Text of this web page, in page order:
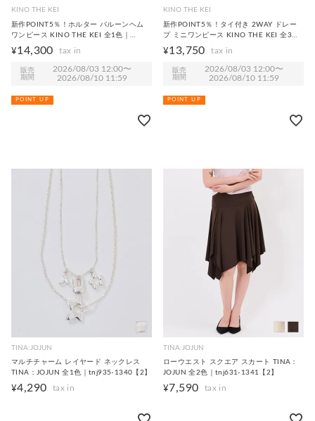
KINO THE KEI
新作POINT5％！ホルター バルーンヘム
ワンピース KINO THE KEI 全1色｜
ktk331-0275【1】
¥14,300
販売
期間
2026/08/03 12:00〜
2026/08/10 11:59
POINT UP
KINO THE KEI
新作POINT5％！タイ付き 2WAY ドレー
プ ミニワンピース KINO THE KEI 全3色
｜ktk331-0274【1】
¥13,750
販売
期間
2026/08/03 12:00〜
2026/08/10 11:59
POINT UP
TINA:JOJUN
マルチチャーム レイヤード ネックレス
TINA：JOJUN 全1色｜tnj935-1340【2】
¥4,290
TINA:JOJUN
ローウエスト スクエア スカート TINA：
JOJUN 全2色｜tnj631-1341【2】
¥7,590